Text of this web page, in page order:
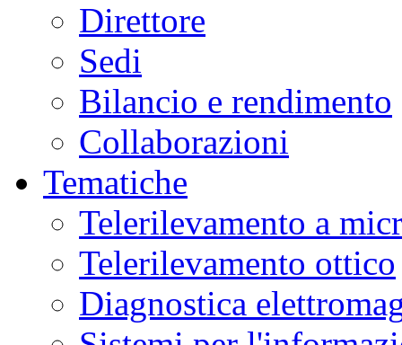
Direttore
Sedi
Bilancio e rendimento
Collaborazioni
Tematiche
Telerilevamento a
Telerilevamento ottico
Diagnostica